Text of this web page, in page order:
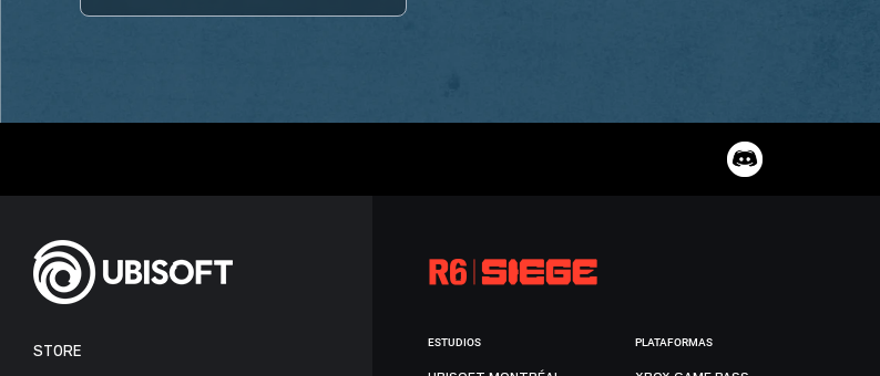
STORE
ESTUDIOS PLATAFORMAS